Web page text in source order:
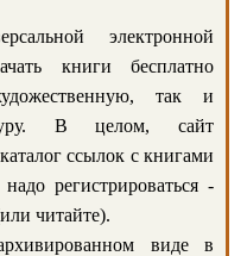
электронной
книги бесплатно
так и
В целом, сайт
ссылок с книгами
регистрироваться -
читайте).
виде в